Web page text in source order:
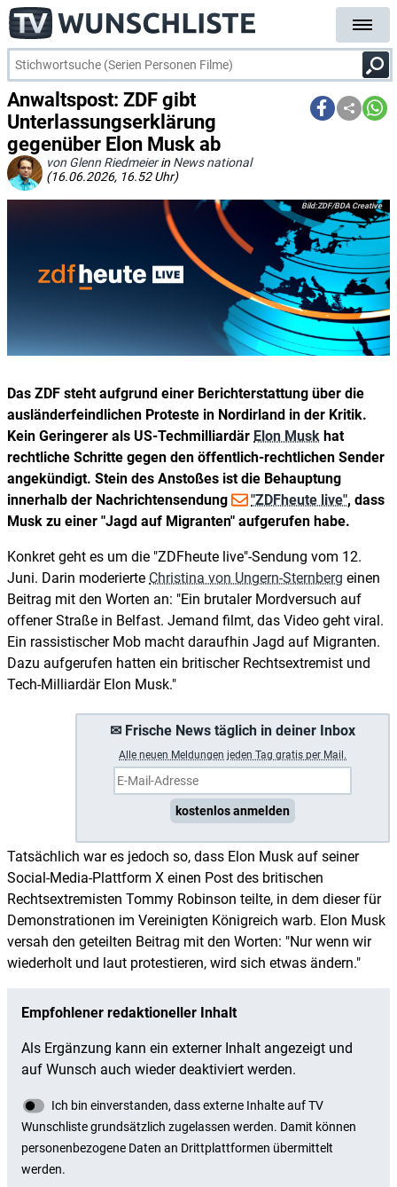
Anwaltspost: ZDF gibt
Unterlassungserklärung
gegenüber Elon Musk ab
von Glenn Riedmeierin News national
(16.06.2026, 16.52 Uhr)
ZDF/BDA Creative
Das ZDF steht aufgrund einer Berichterstattung über die
ausländerfeindlichen Proteste in Nordirland in der Kritik.
Kein Geringerer als US-Techmilliardär Elon Musk hat
rechtliche Schritte gegen den öffentlich-rechtlichen Sender
angekündigt. Stein des Anstoßes ist die Behauptung
innerhalb der Nachrichtensendung
"ZDFheute live", dass
Musk zu einer "Jagd auf Migranten" aufgerufen habe.
Konkret geht es um die "ZDFheute live"-Sendung vom 12.
Juni. Darin moderierte Christina von Ungern-Sternberg einen
Beitrag mit den Worten an: "Ein brutaler Mordversuch auf
offener Straße in Belfast. Jemand filmt, das Video geht viral.
Ein rassistischer Mob macht daraufhin Jagd auf Migranten.
Dazu aufgerufen hatten ein britischer Rechtsextremist und
Tech-Milliardär Elon Musk."
✉ Frische News täglich in deiner Inbox
Alle neuen Meldungen jeden Tag gratis per Mail.
kostenlos anmelden
Tatsächlich war es jedoch so, dass Elon Musk auf seiner
Social-Media-Plattform X einen Post des britischen
Rechtsextremisten Tommy Robinson teilte, in dem dieser für
Demonstrationen im Vereinigten Königreich warb. Elon Musk
versah den geteilten Beitrag mit den Worten: "Nur wenn wir
wiederholt und laut protestieren, wird sich etwas ändern."